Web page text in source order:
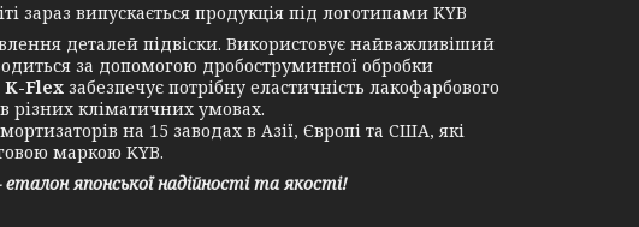
зараз випускається продукція під логотипами KYB
деталей підвіски. Використовує найважливіший
за допомогою дробоструминної обробки
K-Flex забезпечує потрібну еластичність лакофарбового
різних кліматичних умовах.
на 15 заводах в Азії, Європі та США, які
маркою KYB.
японської надійності та якості!